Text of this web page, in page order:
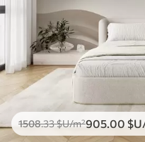
1508.33$U/m²905 .00 $U